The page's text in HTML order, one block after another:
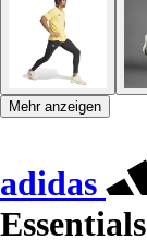
Mehr anzeigen
adidas
Essentials